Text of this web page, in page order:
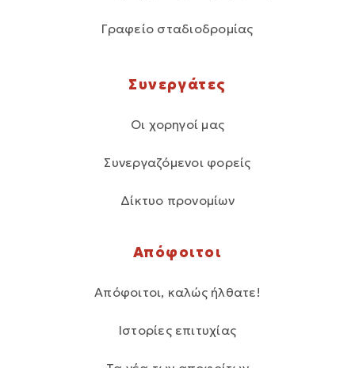
Γραφείο σταδιοδρομίας
Συνεργάτες
Οι χορηγοί μας
Συνεργαζόμενοι φορείς
Δίκτυο προνομίων
Απόφοιτοι
Απόφοιτοι, καλώς ήλθατε!
Ιστορίες επιτυχίας